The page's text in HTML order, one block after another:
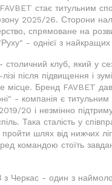
стає титульним
2025/26. Сторони
спрямоване на
- однієї з найкращих
клуб, який у
після підвищення і
місце. Бренд FAVBET
- компанія є
20 і незмінно
Така сталість у
шлях від нижчих
командою стоїть
з Черкас - один з